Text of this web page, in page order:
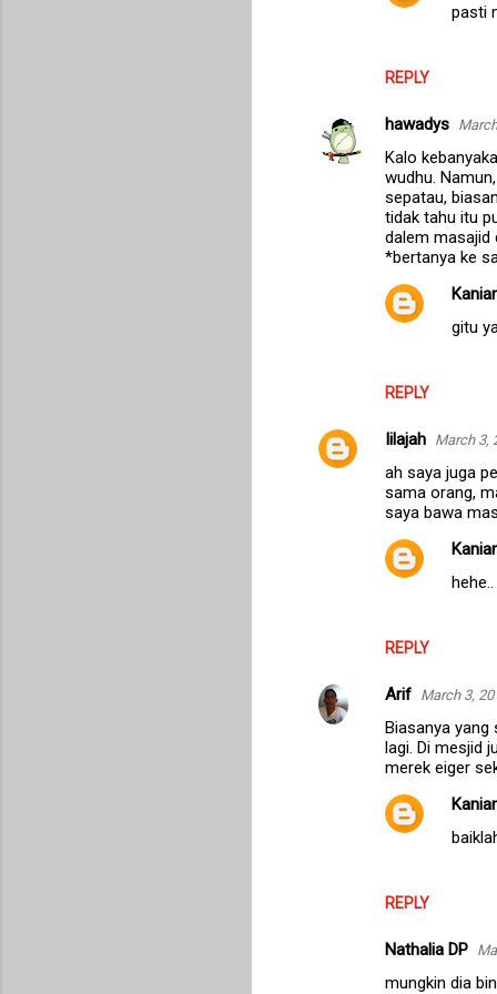
REPLY
pasti
hawadys
Kalo
wudhu.
sepatau,
tidak tahu itu
dalem masajid
*bertanya ke
REPLY
gitu
Iilajah March 3,
ah saya juga
sama orang,
saya bawa
REPLY
hehe..
Arif March 3,
Biasanya yang
lagi. Di mesjid
merek eiger
REPLY
Nathalia DP
mungkin dia